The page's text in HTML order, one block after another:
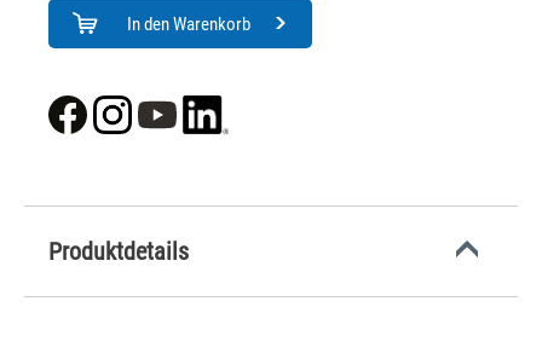
In den Warenkorb
Produktdetails